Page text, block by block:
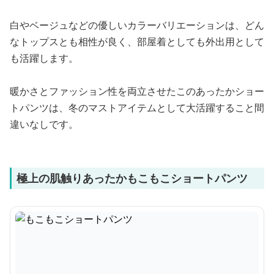
白やベージュなどの優しいカラーバリエーションは、どん
なトップスとも相性が良く、部屋着としても外出用として
も活躍します。
暖かさとファッション性を両立させたこのあったかショー
トパンツは、冬のマストアイテムとして大活躍すること間
違いなしです。
極上の肌触りあったかもこもこショートパンツ